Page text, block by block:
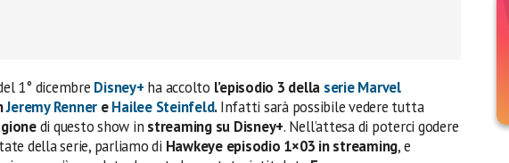
1° dicembre Disney+ ha accolto l’episodio 3 della serie Marvel
Jeremy Renner eHailee Steinfeld.Infatti sarà possibile vedere tutta
di questo show in streaming su Disney+. Nell’attesa di poterci godere
della serie, parliamo di Hawkeye episodio 1×03 in streaming, e